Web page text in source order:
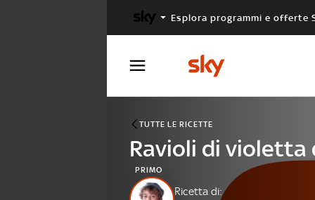
Esplora programmi e offerte
TUTTE LE RICETTE
Ravioli di
PRIMO
Ricetta di: